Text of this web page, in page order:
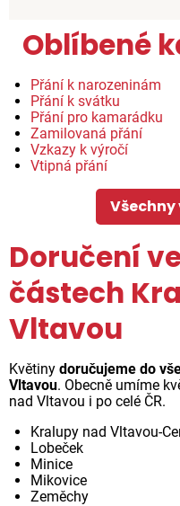
Oblíbené
Přání k narozeninám
Přání k svátku
Přání pro kamarádku
Zamilovaná přání
Vzkazy k výročí
Vtipná přání
Doručení
částech
Vltavou
Květiny doručujeme do
Vltavou. Obecně umíme
nad Vltavou i po celé ČR.
Kralupy nad Vltavou-
Lobeček
Minice
Mikovice
Zeměchy